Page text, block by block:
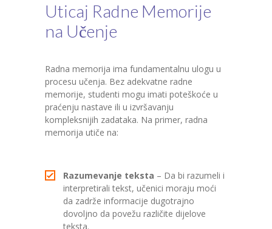
Uticaj Radne Memorije
na Učenje
Radna memorija ima fundamentalnu ulogu u
procesu učenja. Bez adekvatne radne
memorije, studenti mogu imati poteškoće u
praćenju nastave ili u izvršavanju
kompleksnijih zadataka. Na primer, radna
memorija utiče na:
Razumevanje teksta – Da bi razumeli i
interpretirali tekst, učenici moraju moći
da zadrže informacije dugotrajno
dovoljno da povežu različite dijelove
teksta.